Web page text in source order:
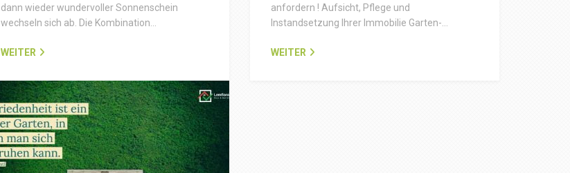
dann wieder wundervoller Sonnenschein
wechseln sich ab. Die Kombination…
WEITER
anfordern ! Aufsicht, Pflege und
Instandsetzung Ihrer Immobilie Garten-…
WEITER